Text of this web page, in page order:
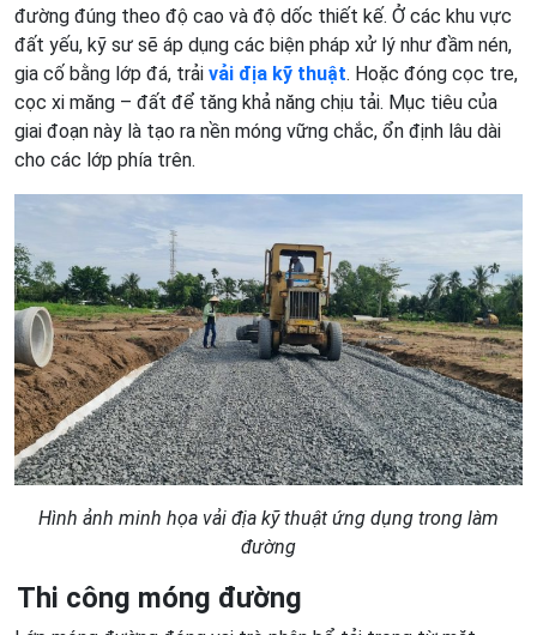
đường đúng theo độ cao và độ dốc thiết kế. Ở các khu vực
đất yếu, kỹ sư sẽ áp dụng các biện pháp xử lý như đầm nén,
gia cố bằng lớp đá, trải vải địa kỹ thuật. Hoặc đóng cọc tre,
cọc xi măng – đất để tăng khả năng chịu tải. Mục tiêu của
giai đoạn này là tạo ra nền móng vững chắc, ổn định lâu dài
cho các lớp phía trên.
Hình ảnh minh họa vải địa kỹ thuật ứng dụng trong làm
đường
Thi công móng đường